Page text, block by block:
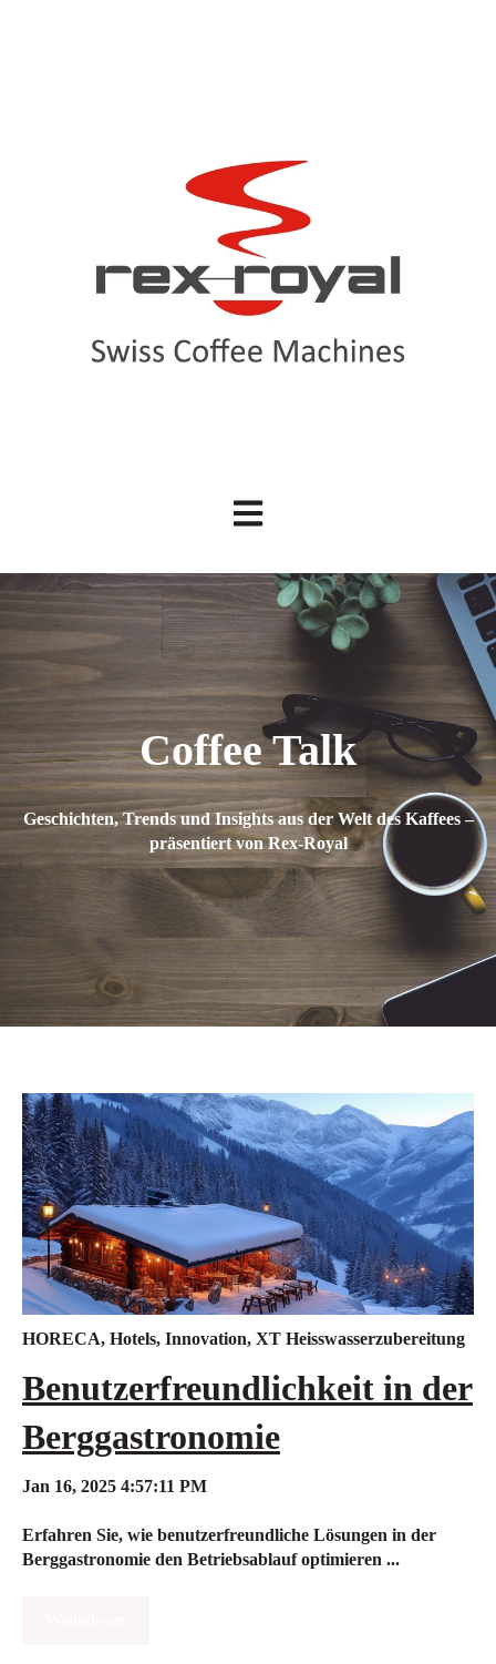
Hauptnavigation öffnen
Coffee Talk
Geschichten, Trends und Insights aus der Welt des Kaffees –
präsentiert von Rex-Royal
HORECA, Hotels, Innovation, XT Heisswasserzubereitung
Benutzerfreundlichkeit in der
Berggastronomie
Jan 16, 2025 4:57:11 PM
Erfahren Sie, wie benutzerfreundliche Lösungen in der
Berggastronomie den Betriebsablauf optimieren ...